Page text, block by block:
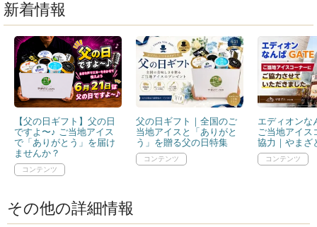
新着情報
【父の日ギフト】父の日
ですよ〜♪ ご当地アイス
で「ありがとう」を届け
ませんか？
父の日ギフト｜全国のご
当地アイスと「ありがと
う」を贈る父の日特集
エディオンな
ご当地アイス
協力｜やまざ
その他の詳細情報